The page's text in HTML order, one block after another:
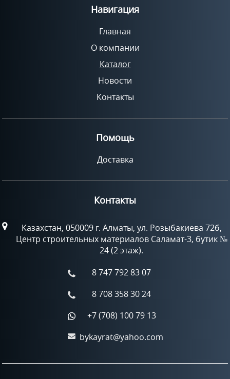
Навигация
Главная
О компании
Каталог
Новости
Контакты
Помощь
Доставка
Контакты
Казахстан, 050009 г. Алматы, ул. Розыбакиева 72б,
Центр строительных материалов Саламат-3, бутик №
24 (2 этаж).
8 747 792 83 07
8 708 358 30 24
+7 (708) 100 79 13
bykayrat@yahoo.com